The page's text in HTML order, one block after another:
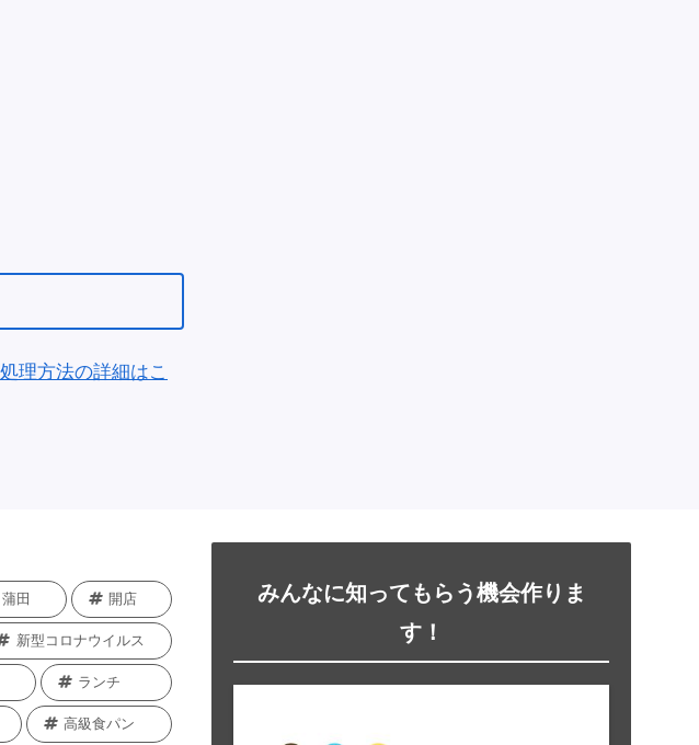
理方法の詳細はこ
蒲田 開店
新型コロナウイルス
ランチ
高級食パン
みんなに知ってもらう機会作りま
す！